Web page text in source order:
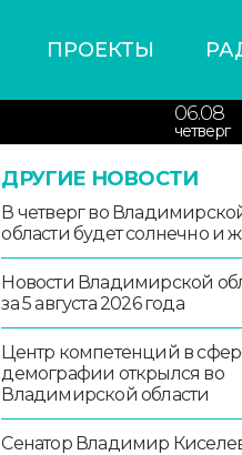
ПРОЕКТЫ
06.08
четверг
ДРУГИЕ НОВОСТИ
В четверг во
области будет солнечно и
Новости Владимирской
за 5 августа 2026 года
Центр компетенций в
демографии открылся во
Владимирской области
Сенатор Владимир